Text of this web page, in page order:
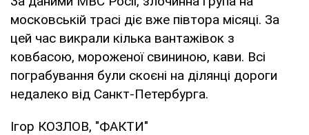
московській трасі діє вже півтора місяці. За
цей час викрали кілька вантажівок з
ковбасою, мороженої свининою, кави. Всі
пограбування були скоєні на ділянці дороги
недалеко від Санкт-Петербурга.
Ігор КОЗЛОВ, "ФАКТИ"